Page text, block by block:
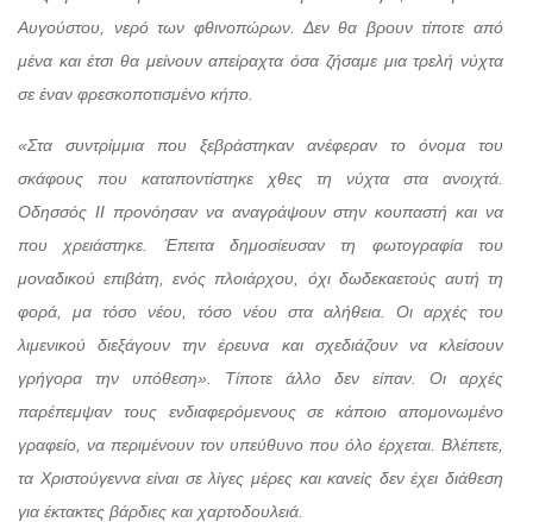
Αυγούστου, νερό των φθινοπώρων. Δεν θα βρουν τίποτε από
μένα και έτσι θα μείνουν απείραχτα όσα ζήσαμε μια τρελή νύχτα
σε έναν φρεσκοποτισμένο κήπο.
«Στα συντρίμμια που ξεβράστηκαν ανέφεραν το όνομα του
σκάφους που καταποντίστηκε χθες τη νύχτα στα ανοιχτά.
Οδησσός ΙΙ προνόησαν να αναγράψουν στην κουπαστή και να
που χρειάστηκε. Έπειτα δημοσίευσαν τη φωτογραφία του
μοναδικού επιβάτη, ενός πλοιάρχου, όχι δωδεκαετούς αυτή τη
φορά, μα τόσο νέου, τόσο νέου στα αλήθεια. Οι αρχές του
λιμενικού διεξάγουν την έρευνα και σχεδιάζουν να κλείσουν
γρήγορα την υπόθεση». Τίποτε άλλο δεν είπαν. Οι αρχές
παρέπεμψαν τους ενδιαφερόμενους σε κάποιο απομονωμένο
γραφείο, να περιμένουν τον υπεύθυνο που όλο έρχεται. Βλέπετε,
τα Χριστούγεννα είναι σε λίγες μέρες και κανείς δεν έχει διάθεση
για έκτακτες βάρδιες και χαρτοδουλειά.